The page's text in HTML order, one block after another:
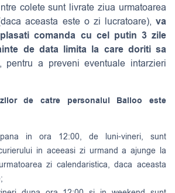
colete sunt livrate ziua urmatoarea
aceasta este o zi lucratoare), va
comanda cu cel putin 3 zile
de data limita la care doriti sa
pentru a preveni eventuale intarzieri
de catre personalul Balloo este
in ora 12:00, de luni-vineri, sunt
in aceeasi zi urmand a ajunge la
zi calendaristica, daca aceasta